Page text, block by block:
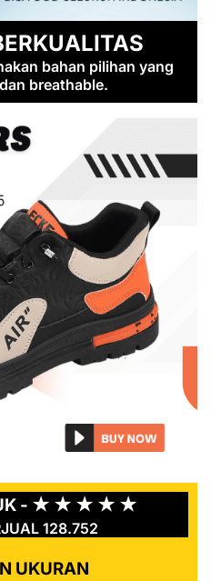
bahan pilihan yang
breathable.
- ★ ★ ★ ★ ★
128.752
UKURAN